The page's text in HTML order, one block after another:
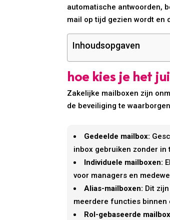
automatische antwoorden,
mail op tijd gezien wordt en
Inhoudsopgaven
hoe kies je het
Zakelijke mailboxen zijn
de beveiliging te
Gedeelde mailbox:
inbox gebruiken zonder
Individuele mailboxen:
voor managers en
Alias-mailboxen: Dit
meerdere functies binnen
Rol-gebaseerde